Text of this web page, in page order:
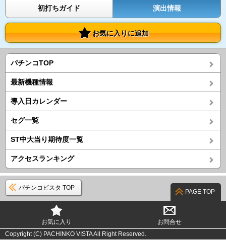
初打ちガイド 演出情報
お気に入りに追加
パチンコTOP
最新機種情報
導入日カレンダー
セグ一覧
ST中大当り期待度一覧
アクセスランキング
パチンコビスタ TOP
PAGE TOP
お気に入り
お問合せ
Copyright (C) PACHINKO VISTA All Right Reserved.